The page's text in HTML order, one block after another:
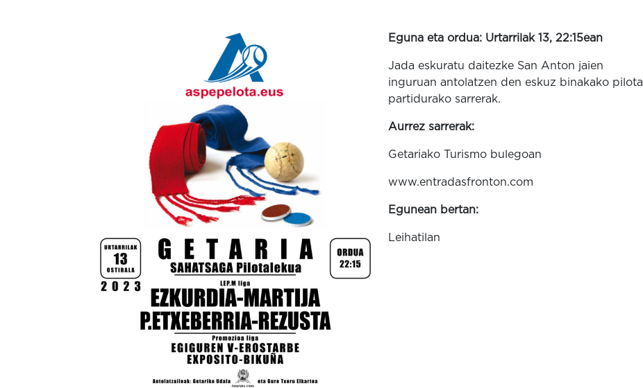
Eguna eta ordua: Urtarrilak 13, 22:15ean
Jada eskuratu daitezke San Anton jaien
inguruan antolatzen den eskuz binakako pilota
partidurako sarrerak.
Aurrez sarrerak:
Getariako Turismo bulegoan
www.entradasfronton.com
Egunean bertan:
Leihatilan